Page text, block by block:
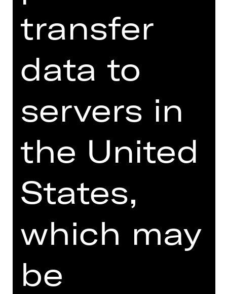
würden.
den man einfach abschließt. Sie ist
ein dauerndes „Dazwischen“,
zwischen Hier und Dort, zwischen
Verlust und Hoffnung, zwischen der
Sprache, in der man träumt, und der
Sprache, in der man sich erklärt. Sie
das Alte je ganz loszulassen.
anders. Angela Merkels Satz ist
Geschichte, und im Dezember 2024
ist das Assad-Regime gefallen. Ein
Moment, den ich mir jahrelang nicht
vorstellen konnte. Zwei politische
Wendepunkte, die untrennbar mit
meiner Biografie verwoben sind: der
Neubeginn im Exil und das Ende einer
Diktatur, die meine Heimat geprägt
transfer
data to
servers in
the United
States,
which may
be